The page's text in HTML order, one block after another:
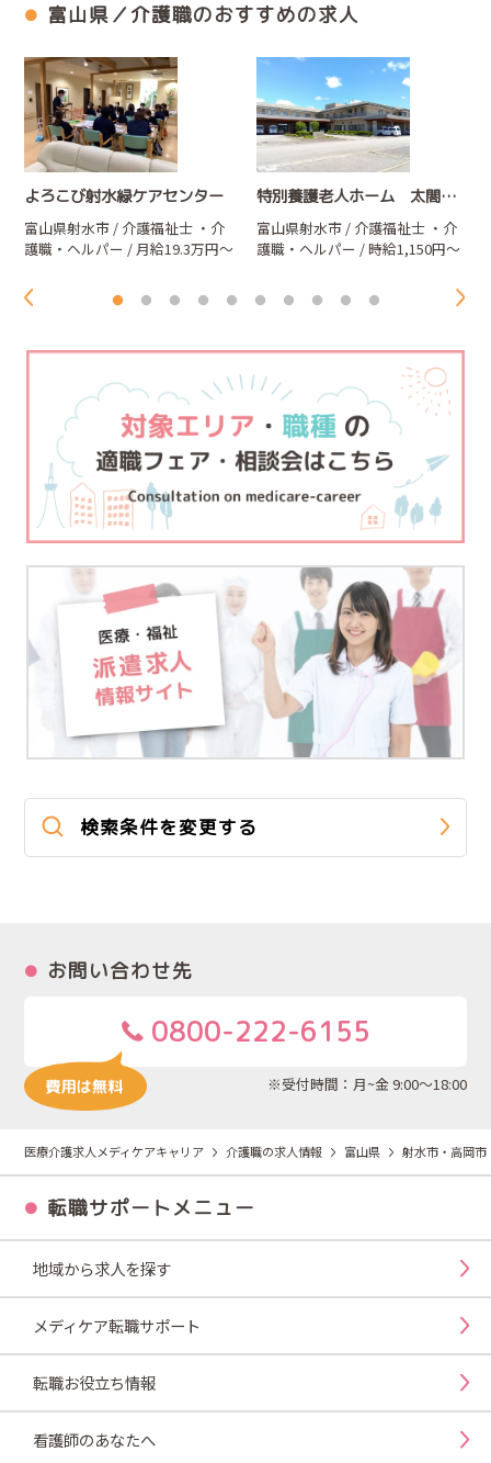
富山県／介護職のおすすめの求人
よろこび射水緑ケアセンター
富山県射水市 / 介護福祉士 ・介
護職・ヘルパー / 月給19.3万円～
特別養護老人ホーム 太閤の杜
富山県射水市 / 介護福祉士 ・介
護職・ヘルパー / 時給1,150円～
円～32万円（夜勤含む）
検索条件を変更する
お問い合わせ先
0800-222-6155
※受付時間：月~金 9:00～18:00
医療介護求人メディケアキャリア 介護職の求人情報 富山県 射水市・高岡市
転職サポートメニュー
地域から求人を探す
メディケア転職サポート
転職お役立ち情報
看護師のあなたへ